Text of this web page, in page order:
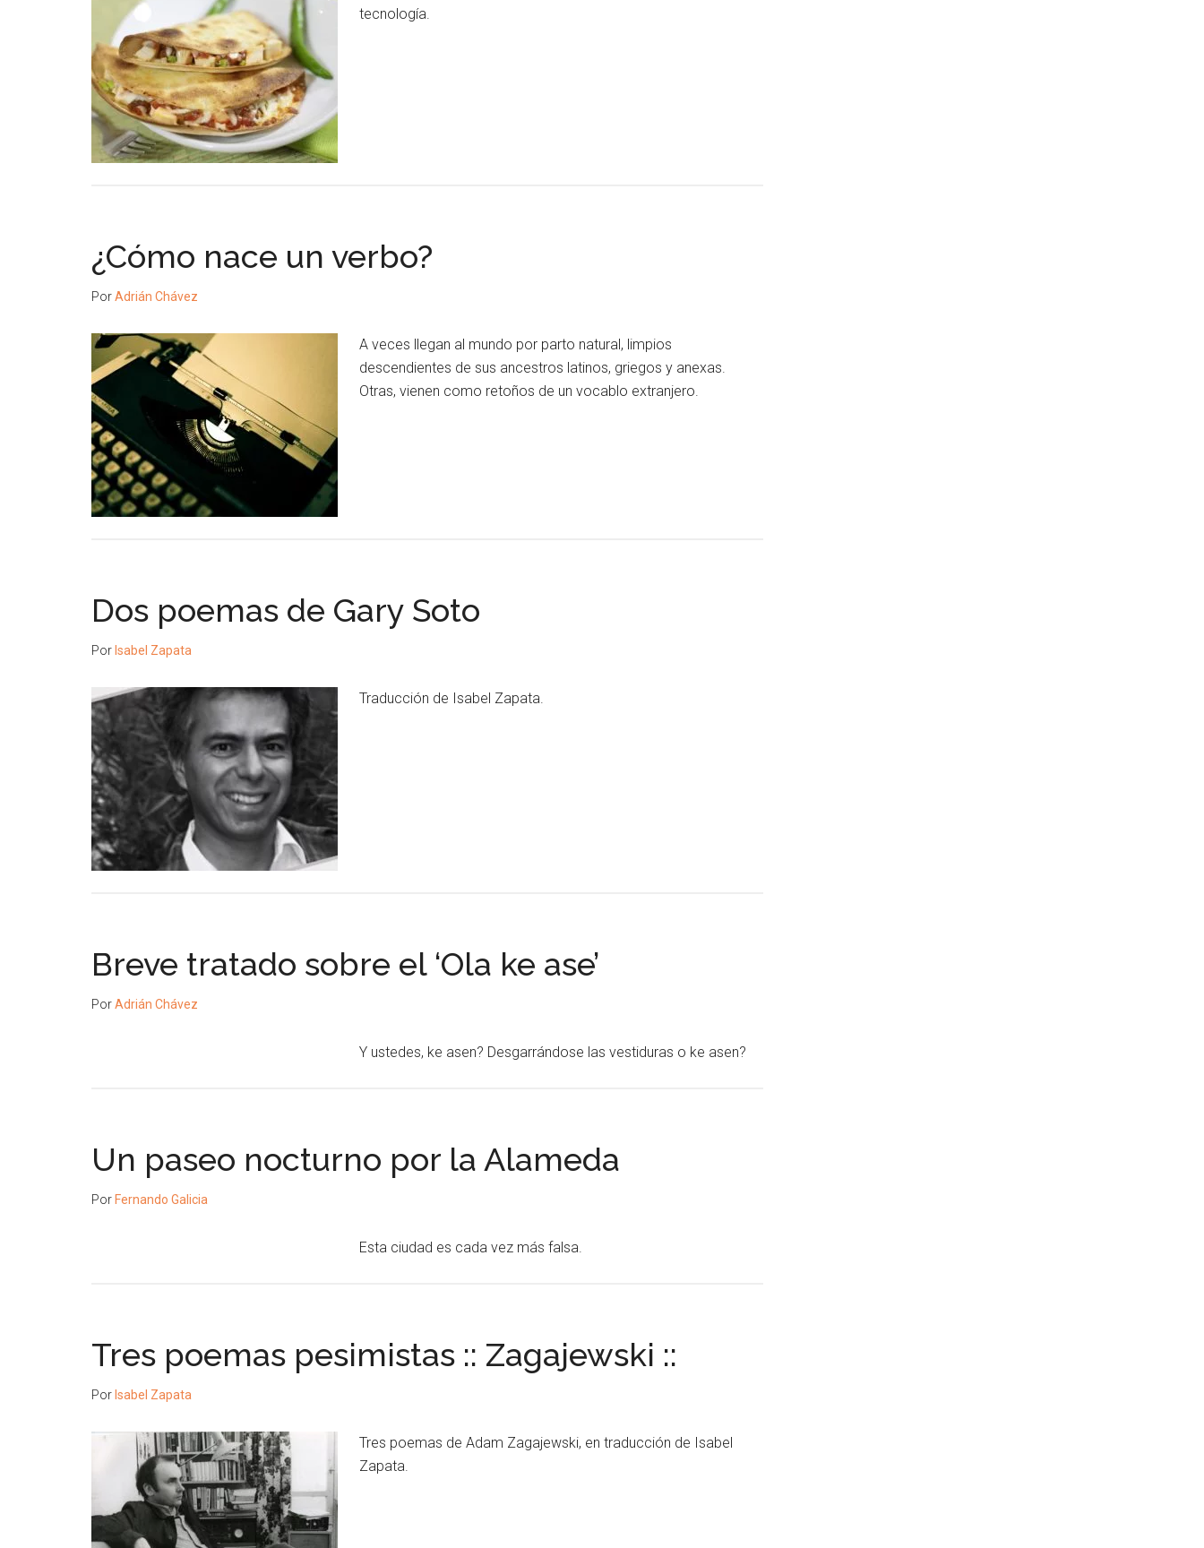
tecnología.
¿Cómo nace un verbo?
PorAdrián Chávez
A veces llegan al mundo por parto natural, limpios
descendientes de sus ancestros latinos, griegos y anexas.
Otras, vienen como retoños de un vocablo extranjero.
Dos poemas de Gary Soto
Por Isabel Zapata
Traducción de Isabel Zapata.
Breve tratado sobre el ‘Ola ke ase’
PorAdrián Chávez
Y ustedes, ke asen? Desgarrándose las vestiduras o ke asen?
Un paseo nocturno por la Alameda
Por Fernando Galicia
Esta ciudad es cada vez más falsa.
Tres poemas pesimistas :: Zagajewski ::
Por Isabel Zapata
Tres poemas de Adam Zagajewski, en traducción de Isabel
Zapata.